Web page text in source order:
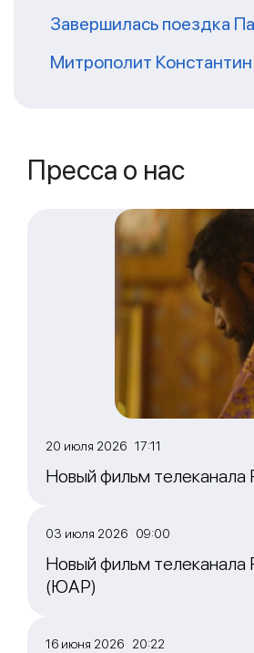
Завершилась поездка
Митрополит
Пресса о нас
20 июля 2026 17:11
Новый фильм телеканала
03 июля 2026 09:00
Новый фильм телеканала
(ЮАР)
16 июня 2026 20:22